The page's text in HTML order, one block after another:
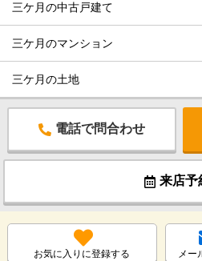
三ケ月の中古戸建て
三ケ月のマンション
三ケ月の土地
電話で問合わせ
来店予
お気に入りに登録する メー